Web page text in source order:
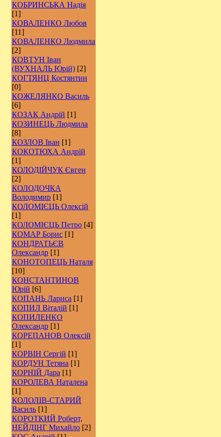
КОБРИНСЬКА Надія
[1]
КОВАЛЕНКО Любов
[11]
КОВАЛЕНКО Людмила
[2]
КОВТУН Іван
(ВУХНАЛЬ Юрій) [2]
КОГТЯНЦ Костянтин
[0]
КОЖЕЛЯНКО Василь
[6]
КОЗАК Андрій [1]
КОЗИНЕЦЬ Людмила
[8]
КОЗЛОВ Іван [1]
КОКОТЮХА Андрій
[1]
КОЛОДІЙЧУК Євген
[2]
КОЛОДОЧКА
Володимир [1]
КОЛОМІЄЦЬ Олексій
[1]
КОЛОМІЄЦЬ Петро [4]
КОМАР Борис [1]
КОНДРАТЬЄВ
Олександр [1]
КОНОТОПЕЦЬ Наталя
[10]
КОНСТАНТИНОВ
Юрій [6]
КОПАНЬ Лариса [1]
КОПИЛ Віталій [1]
КОПИЛЕНКО
Олександр [1]
КОРЕПАНОВ Олексій
[1]
КОРВІН Сергій [1]
КОРДУН Тетяна [1]
КОРНІЙ Дара [1]
КОРОЛЕВА Наталена
[1]
КОЛОЛІВ-СТАРИЙ
Василь [1]
КОРОТКИЙ Роберт,
НЕЙДІНГ Михайло [2]